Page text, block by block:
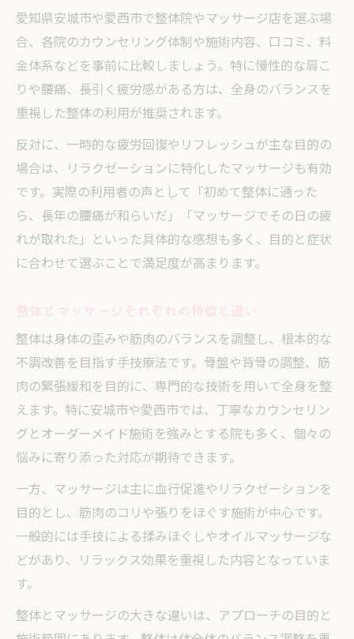
愛知県安城市や愛西市で整体院やマッサージ店を選ぶ場
合、各院のカウンセリング体制や施術内容、口コミ、料
金体系などを事前に比較しましょう。特に慢性的な肩こ
りや腰痛、長引く疲労感がある方は、全身のバランスを
重視した整体の利用が推奨されます。
反対に、一時的な疲労回復やリフレッシュが主な目的の
場合は、リラクゼーションに特化したマッサージも有効
です。実際の利用者の声として「初めて整体に通った
ら、長年の腰痛が和らいだ」「マッサージでその日の疲
れが取れた」といった具体的な感想も多く、目的と症状
に合わせて選ぶことで満足度が高まります。
整体は身体の歪みや筋肉のバランスを調整し、根本的な
不調改善を目指す手技療法です。骨盤や背骨の調整、筋
肉の緊張緩和を目的に、専門的な技術を用いて全身を整
えます。特に安城市や愛西市では、丁寧なカウンセリン
グとオーダーメイド施術を強みとする院も多く、個々の
悩みに寄り添った対応が期待できます。
一方、マッサージは主に血行促進やリラクゼーションを
目的とし、筋肉のコリや張りをほぐす施術が中心です。
一般的には手技による揉みほぐしやオイルマッサージな
どがあり、リラックス効果を重視した内容となっていま
す。
整体とマッサージの大きな違いは、アプローチの目的と